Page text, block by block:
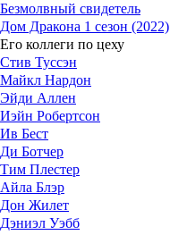
Безмолвный свидетель
Дом Дракона 1 сезон (2022)
Его коллеги по цеху
Стив Туссэн
Майкл Нардон
Эйди Аллен
Иэйн Робертсон
Ив Бест
Ди Ботчер
Тим Плестер
Айла Блэр
Дон Жилет
Дэниэл Уэбб